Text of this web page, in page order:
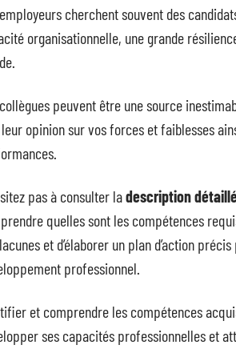
cherchent souvent des
organisationnelle, une grande
peuvent être une source
opinion sur vos forces et faiblesses
pas à consulter ladescription
quelles sont les compétences
et d’élaborer un plan d’action
professionnel.
et comprendre les compétences
ses capacités professionnelles et